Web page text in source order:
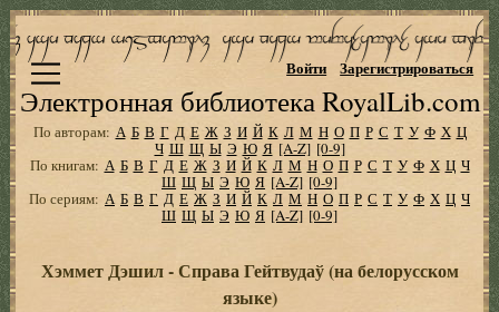
Электронная библиотека RoyalLib.com
Войти Зарегистрироваться
По авторам: А Б В Г Д Е Ж З И Й К Л М Н О П Р С Т У Ф Х Ц
Ч Ш Щ Ы Э Ю Я [A-Z] [0-9]
По книгам: А Б В Г Д Е Ж З И Й К Л М Н О П Р С Т У Ф Х Ц Ч
Ш Щ Ы Э Ю Я [A-Z] [0-9]
По сериям: А Б В Г Д Е Ж З И Й К Л М Н О П Р С Т У Ф Х Ц Ч
Ш Щ Ы Э Ю Я [A-Z] [0-9]
Хэммет Дэшил - Справа Гейтвудаў (на белорусском
языке)